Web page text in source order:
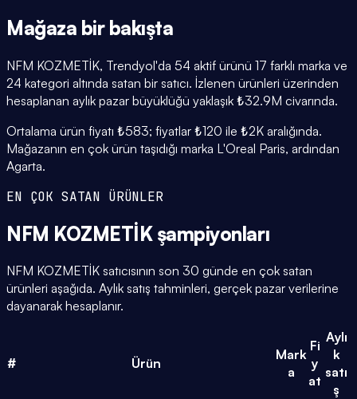
Mağaza bir bakışta
NFM KOZMETİK, Trendyol'da 54 aktif ürünü 17 farklı marka ve
24 kategori altında satan bir satıcı. İzlenen ürünleri üzerinden
hesaplanan aylık pazar büyüklüğü yaklaşık ₺32.9M civarında.
Ortalama ürün fiyatı ₺583; fiyatlar ₺120 ile ₺2K aralığında.
Mağazanın en çok ürün taşıdığı marka L'Oreal Paris, ardından
Agarta.
EN ÇOK SATAN ÜRÜNLER
NFM KOZMETİK şampiyonları
NFM KOZMETİK satıcısının son 30 günde en çok satan
ürünleri aşağıda. Aylık satış tahminleri, gerçek pazar verilerine
dayanarak hesaplanır.
# Ürün
Mark
a
Fi
y
at
Aylı
k
satı
ş